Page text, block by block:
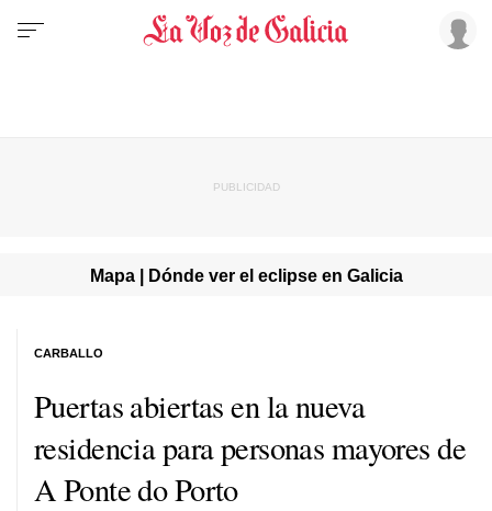
Mapa | Dónde ver el eclipse en Galicia
Puertas abiertas en la nueva
residencia para personas mayores de
A Ponte do Porto
CARBALLO